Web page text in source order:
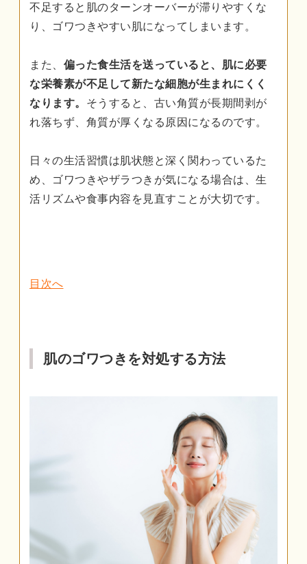
不足すると肌のターンオーバーが滞りやすくな
り、ゴワつきやすい肌になってしまいます。
また、 偏った食生活を送っていると、肌に必要
な栄養素が不足して新たな細胞が生まれにくく
なります。 そうすると、古い角質が長期間剥が
れ落ちず、角質が厚くなる原因になるのです。
日々の生活習慣は肌状態と深く関わっているた
め、ゴワつきやザラつきが気になる場合は、生
活リズムや食事内容を見直すことが大切です。
目次へ
肌のゴワつきを対処する方法